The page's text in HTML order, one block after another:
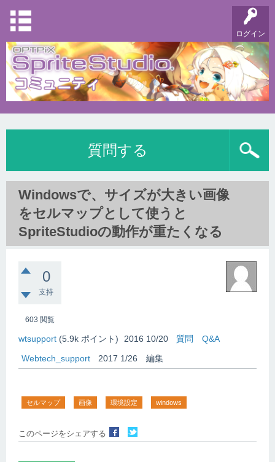
ログイン
質問する
Windowsで、サイズが大きい画像
をセルマップとして使うと
SpriteStudioの動作が重たくなる
0
支持
603 閲覧
wtsupport (5.9k ポイント) 2016 10/20 質問
Q&A
Webtech_support
2017 1/26 編集
セルマップ 画像 環境設定 windows
このページをシェアする